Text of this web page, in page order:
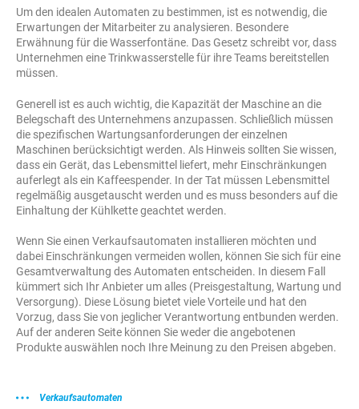
Um den idealen Automaten zu bestimmen, ist es notwendig, die
Erwartungen der Mitarbeiter zu analysieren. Besondere
Erwähnung für die Wasserfontäne. Das Gesetz schreibt vor, dass
Unternehmen eine Trinkwasserstelle für ihre Teams bereitstellen
müssen.
Generell ist es auch wichtig, die Kapazität der Maschine an die
Belegschaft des Unternehmens anzupassen. Schließlich müssen
die spezifischen Wartungsanforderungen der einzelnen
Maschinen berücksichtigt werden. Als Hinweis sollten Sie wissen,
dass ein Gerät, das Lebensmittel liefert, mehr Einschränkungen
auferlegt als ein Kaffeespender. In der Tat müssen Lebensmittel
regelmäßig ausgetauscht werden und es muss besonders auf die
Einhaltung der Kühlkette geachtet werden.
Wenn Sie einen Verkaufsautomaten installieren möchten und
dabei Einschränkungen vermeiden wollen, können Sie sich für eine
Gesamtverwaltung des Automaten entscheiden. In diesem Fall
kümmert sich Ihr Anbieter um alles (Preisgestaltung, Wartung und
Versorgung). Diese Lösung bietet viele Vorteile und hat den
Vorzug, dass Sie von jeglicher Verantwortung entbunden werden.
Auf der anderen Seite können Sie weder die angebotenen
Produkte auswählen noch Ihre Meinung zu den Preisen abgeben.
Verkaufsautomaten